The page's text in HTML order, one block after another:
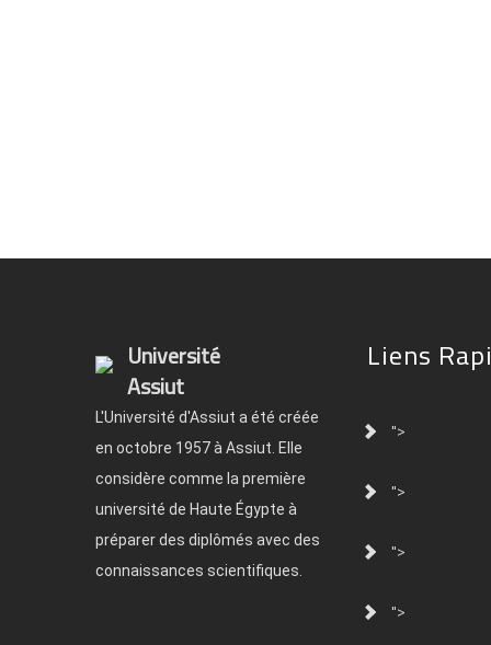
Université
Assiut
L'Université d'Assiut a été créée
en octobre 1957 à Assiut. Elle
considère comme la première
université de Haute Égypte à
préparer des diplômés avec des
connaissances scientifiques.
Liens
">
">
">
">